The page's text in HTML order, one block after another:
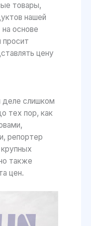
товары,
нашей
основе
просит
цену
слишком
тех пор, как
репортер
также
цен.